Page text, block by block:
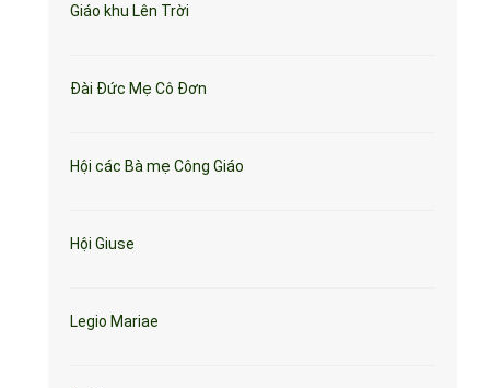
Giáo khu Lên Trời
Đài Đức Mẹ Cô Đơn
Hội các Bà mẹ Công Giáo
Hội Giuse
Legio Mariae